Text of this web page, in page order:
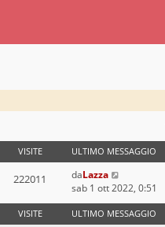
VISITE ULTIMO MESSAGGIO
222011 daLazza
sab 1 ott 2022, 0:51
VISITE ULTIMO MESSAGGIO